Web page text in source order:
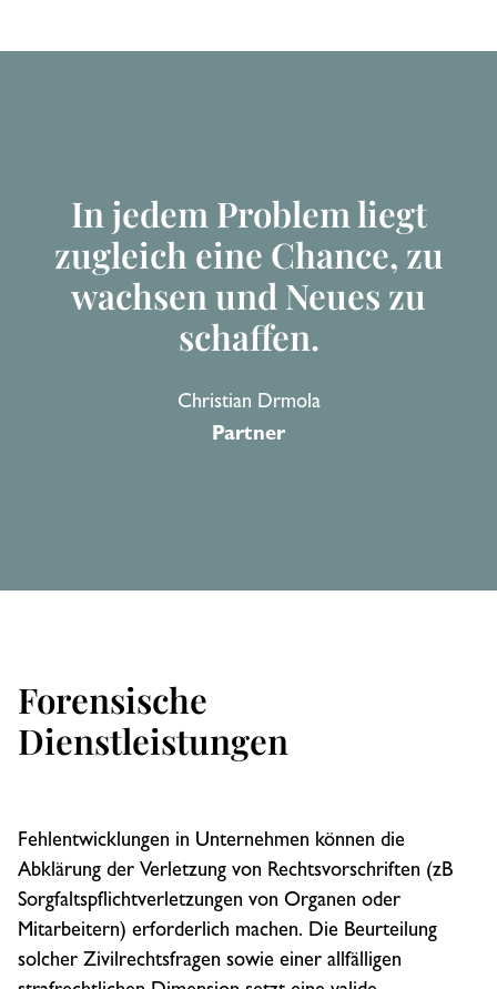
In jedem Problem liegt
zugleich eine Chance, zu
wachsen und Neues zu
schaffen.
Christian Drmola
Partner
Forensische
Dienstleistungen
Fehlentwicklungen in Unternehmen können die
Abklärung der Verletzung von Rechtsvorschriften (zB
Sorgfaltspflichtverletzungen von Organen oder
Mitarbeitern) erforderlich machen. Die Beurteilung
solcher Zivilrechtsfragen sowie einer allfälligen